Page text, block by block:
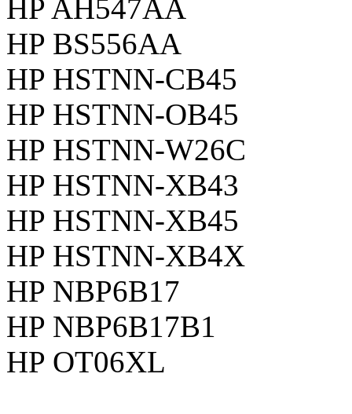
HP AH547AA
HP BS556AA
HP HSTNN-CB45
HP HSTNN-OB45
HP HSTNN-W26C
HP HSTNN-XB43
HP HSTNN-XB45
HP HSTNN-XB4X
HP NBP6B17
HP NBP6B17B1
HP OT06XL